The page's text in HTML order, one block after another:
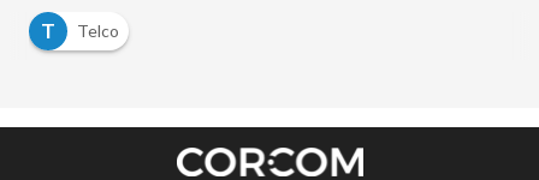
T
Telco